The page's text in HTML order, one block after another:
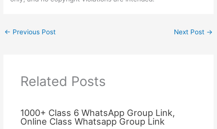
← Previous Post Next Post →
Related Posts
1000+ Class 6 WhatsApp Group Link,
Online Class Whatsapp Group Link